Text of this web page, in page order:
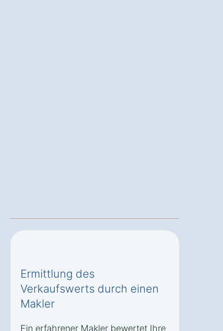
Ermittlung des
Verkaufswerts durch einen
Makler
Ein erfahrener Makler bewertet Ihre